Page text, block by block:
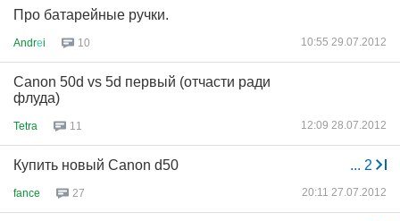
Про батарейные ручки.
Andrеi 10 10:55 29.07.2012
Canon 50d vs 5d первый (отчасти ради
флуда)
Tetra 11 12:09 28.07.2012
... 2
Купить новый Canon d50
fance 27 20:11 27.07.2012